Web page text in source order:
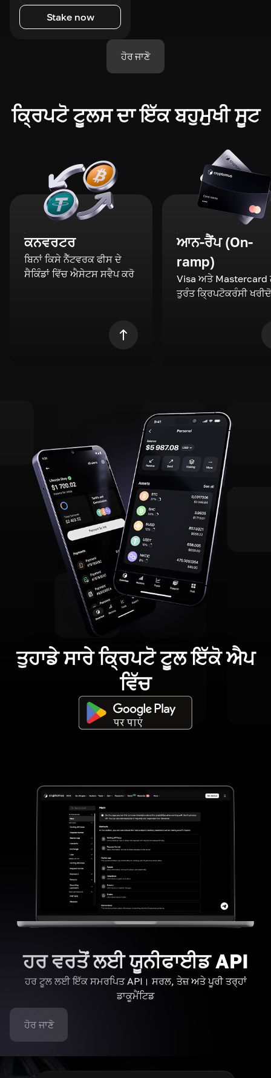
Stake now
ਹੋਰ ਜਾਣੋ
ਕ੍ਰਿਪਟੋ ਟੂਲਸ ਦਾ ਇੱਕ ਬਹੁਮੁਖੀ ਸੂਟ
ਕਨਵਰਟਰ
ਬਿਨਾਂ ਕਿਸੇ ਨੈੱਟਵਰਕ ਫੀਸ ਦੇ
ਸੈਕਿੰਡਾਂ ਵਿੱਚ ਐਸੇਟਸ ਸਵੈਪ ਕਰੋ
ਆਨ-ਰੈਂਪ (On-
ramp)
Visa ਅਤੇ Mastercard
ਤੁਰੰਤ ਕ੍ਰਿਪਟੋਕਰੰਸੀ ਖਰੀਦੋ
ਤੁਹਾਡੇ ਸਾਰੇ ਕ੍ਰਿਪਟੋ ਟੂਲ ਇੱਕੋ ਐਪ
ਵਿੱਚ
ਹਰ ਵਰਤੋਂ ਲਈ ਯੂਨੀਫਾਈਡ API
ਹਰ ਟੂਲ ਲਈ ਇੱਕ ਸਮਰਪਿਤ API। ਸਰਲ, ਤੇਜ਼ ਅਤੇ ਪੂਰੀ ਤਰ੍ਹਾਂ
ਡਾਕੂਮੈਂਟਿਡ
ਹੋਰ ਜਾਣੋ